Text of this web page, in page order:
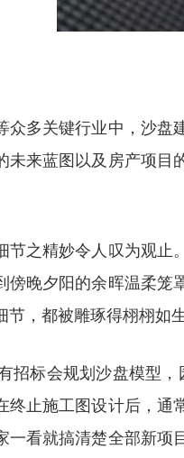
多关键行业中，沙
来蓝图以及房产项
之精妙令人叹为观
晚夕阳的余晖温柔
，都被雕琢得栩栩如
招标会规划沙盘模型
止施工图设计后，
看就搞清楚全部新